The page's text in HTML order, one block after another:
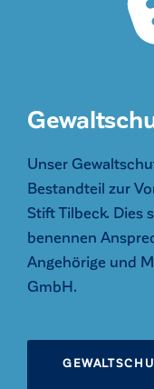
Unser
Bestandteil zur
Stift Tilbeck. Dies
benennen
Angehörige und
GmbH.